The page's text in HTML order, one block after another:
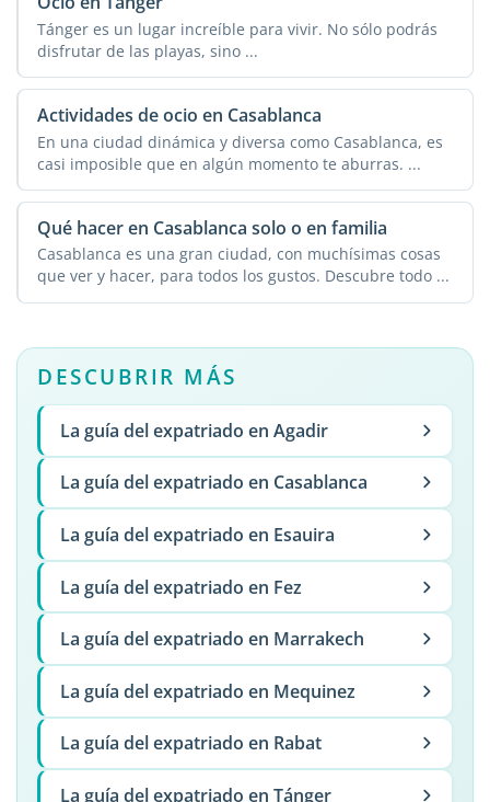
Tánger es un lugar increíble para vivir. No sólo podrás
disfrutar de las playas, sino ...
Actividades de ocio en Casablanca
En una ciudad dinámica y diversa como Casablanca, es
casi imposible que en algún momento te aburras. ...
Qué hacer en Casablanca solo o en familia
Casablanca es una gran ciudad, con muchísimas cosas
que ver y hacer, para todos los gustos. Descubre todo ...
DESCUBRIR MÁS
La guía del expatriado en Agadir
La guía del expatriado en Casablanca
La guía del expatriado en Esauira
La guía del expatriado en Fez
La guía del expatriado en Marrakech
La guía del expatriado en Mequinez
La guía del expatriado en Rabat
La guía del expatriado en Tánger